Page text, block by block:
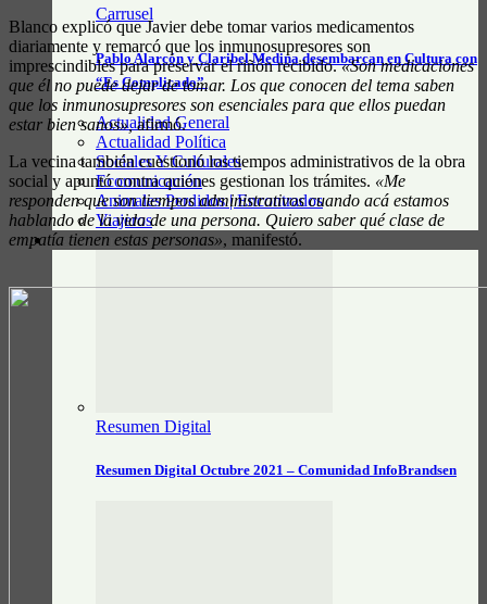
Carrusel
Pablo Alarcón y Claribel Medina desembarcan en Cultura con
“Es Complicado”
Actualidad General
Actualidad Política
Sociales Y Culturales
Ecomunicación
Animales Perdidos | Encontrados
Viajeros
RESUMEN DIGITAL
Resumen Digital
Resumen Digital Octubre 2021 – Comunidad InfoBrandsen
Blanco explicó que Javier debe tomar varios medicamentos
diariamente y remarcó que los inmunosupresores son
imprescindibles para preservar el riñón recibido.«Son medicaciones
que él no puede dejar de tomar. Los que conocen del tema saben
que los inmunosupresores son esenciales para que ellos puedan
estar bien sanos»,afirmó.
La vecina también cuestionó los tiempos administrativos de la obra
social y apuntó contra quienes gestionan los trámites. «Me
responden que son tiempos administrativos cuando acá estamos
hablando de la vida de una persona. Quiero saber qué clase de
empatía tienen estas personas», manifestó.